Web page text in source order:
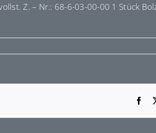
Z. – Nr.: 68-6-03-00-00 1 Stück